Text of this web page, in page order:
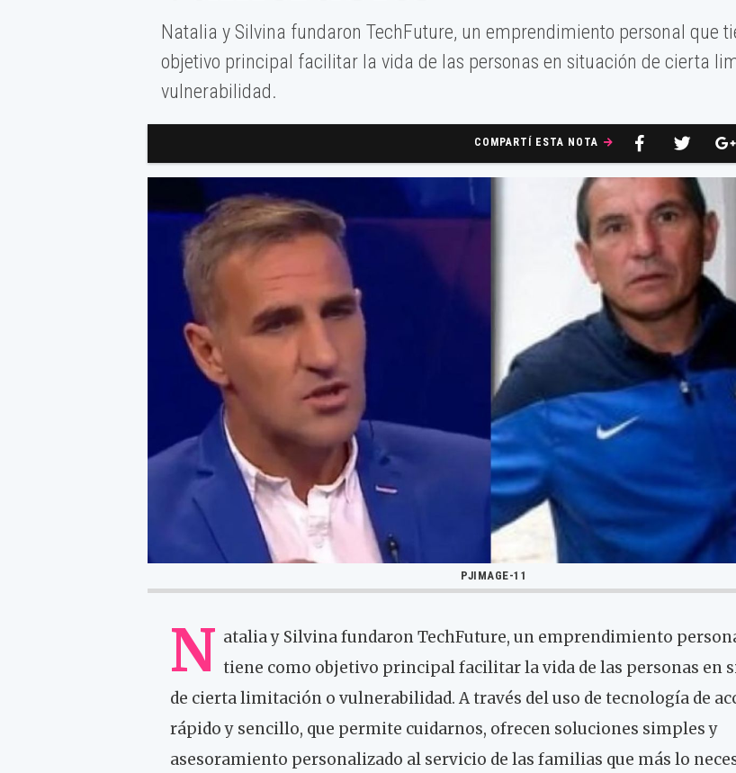
Natalia y Silvina fundaron TechFuture, un emprendimiento personal que
objetivo principal facilitar la vida de las personas en situación de cierta
vulnerabilidad.
COMPARTÍ ESTA NOTA
PJIMAGE-11
N atalia y Silvina fundaron TechFuture, un emprendimiento
tiene como objetivo principal facilitar la vida de las personas en
de cierta limitación o vulnerabilidad. A través del uso de tecnología de
rápido y sencillo, que permite cuidarnos, ofrecen soluciones simples y
asesoramiento personalizado al servicio de las familias que más lo